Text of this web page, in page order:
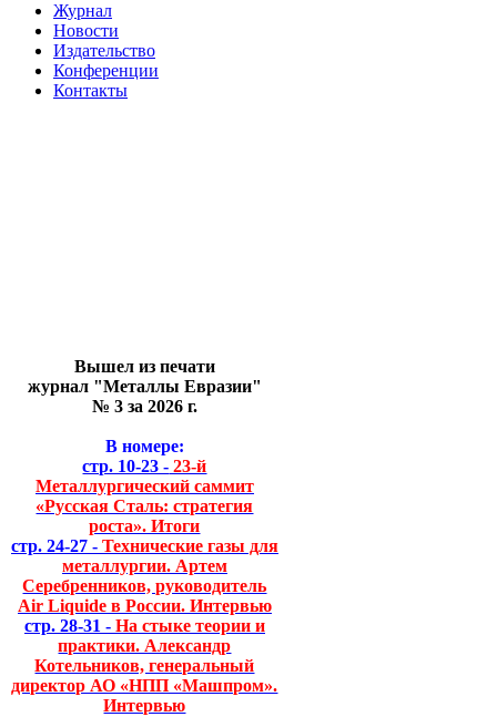
Журнал
Новости
Издательство
Конференции
Контакты
Вышел из печати
журнал "Металлы Евразии"
№ 3 за 2026 г.
В номере:
стр. 10-23 - 23-й
Металлургический саммит
«Русская Сталь: стратегия
роста». Итоги
стр. 24-27 - Технические газы для
металлургии. Артем
Серебренников, руководитель
Air Liquide в России. Интервью
стр. 28-31 - На стыке теории и
практики. Александр
Котельников, генеральный
директор АО «НПП «Машпром».
Интервью